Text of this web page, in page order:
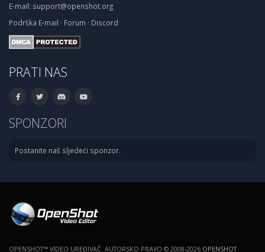
E-mail: support@openshot.org
Podrška E-mail · Forum · Discord
PRATI NAS
SPONZORI
Postanite naš sljedeći sponzor.
OPENSHOT™ VIDEO UREĐIVAČ. AUTORSKO PRAVO © 2008-2026 OPENSHOT